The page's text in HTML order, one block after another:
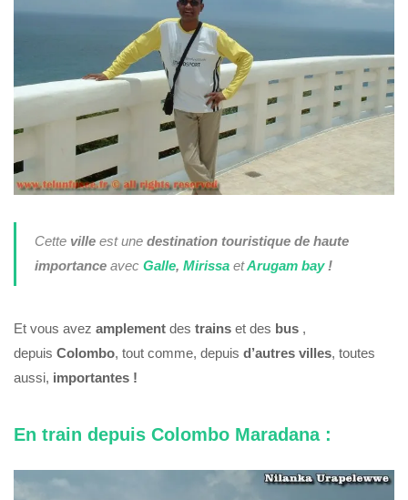
Cette villeest une destination touristique de haute
importance avec Galle, Mirissa etArugam bay!
Et vous avez amplement des trains et des bus ,
depuis Colombo, tout comme, depuis d’autres villes, toutes
aussi, importantes !
En train depuis Colombo Maradana :